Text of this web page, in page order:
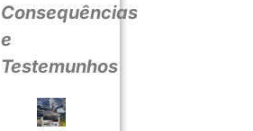
Consequências
e
Testemunhos